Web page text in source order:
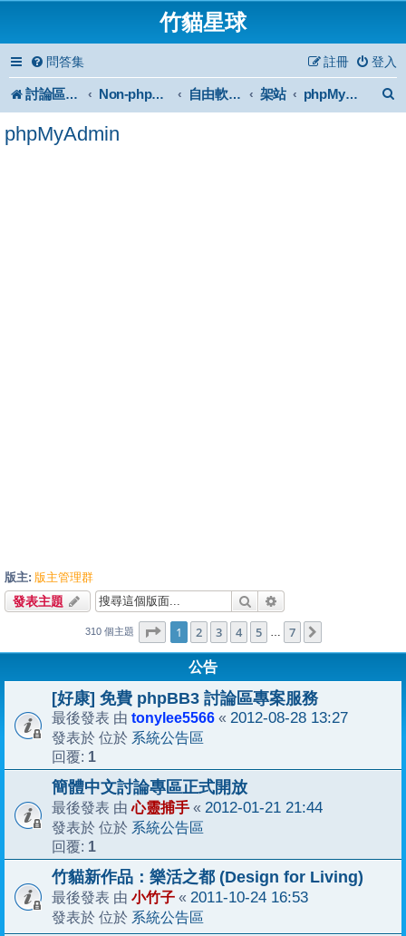
竹貓星球
問答集 登入
註冊
討論區首頁 Non-phpBB specific 自由軟體或免費軟體 架站 phpMyAdmin
phpMyAdmin
版主: 版主管理群
發表主題 搜尋
310 個主題 第1 頁 (共 頁)
1 2 3 4 5 … 7
公告
[好康] 免費 phpBB3 討論區專案服務
最後發表 由 tonylee5566 « 2012-08-28 13:27
發表於 位於 系統公告區
回覆: 1
簡體中文討論專區正式開放
最後發表 由心靈捕手 « 2012-01-21 21:44
發表於 位於 系統公告區
回覆: 1
竹貓新作品：樂活之都 (Design for Living)
最後發表 由 小竹子 « 2011-10-24 16:53
發表於 位於 系統公告區